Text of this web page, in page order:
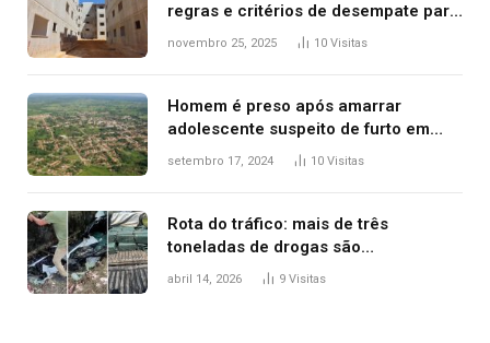
regras e critérios de desempate para
seleção de famílias no Minha Casa,
novembro 25, 2025 10 Visitas
Homem é preso após amarrar
adolescente suspeito de furto em
estaca de cerca e agredi-lo
setembro 17, 2024 10 Visitas
Rota do tráfico: mais de três
toneladas de drogas são
apreendidas no TO em três meses
abril 14, 2026 9 Visitas